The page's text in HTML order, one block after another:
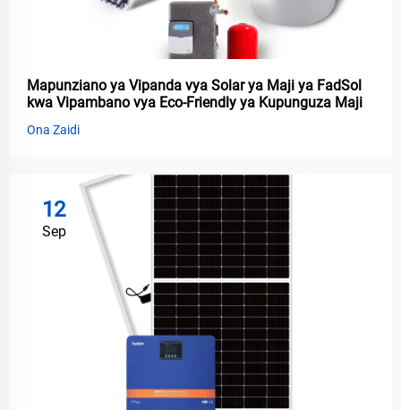
Mapunziano ya Vipanda vya Solar ya Maji ya FadSol
kwa Vipambano vya Eco-Friendly ya Kupunguza Maji
Ona Zaidi
12
Sep